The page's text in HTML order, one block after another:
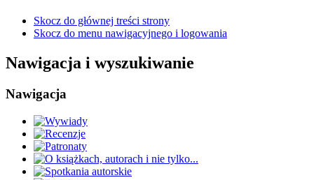
Skocz do głównej treści strony
Skocz do menu nawigacyjnego i logowania
Nawigacja i wyszukiwanie
Nawigacja